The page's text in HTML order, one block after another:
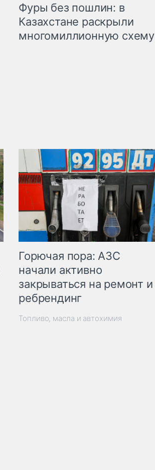
Фуры без пошлин: в
Казахстане раскрыли
многомиллионную схему
Горючая пора: АЗС
начали активно
закрываться на ремонт и
ребрендинг
Топливо, масла и автохимия